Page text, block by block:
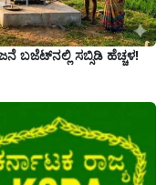
ಬಜೆಟ್‌ನಲ್ಲಿ ಸಬ್ಸಿಡಿ ಹೆಚ್ಚಳ!